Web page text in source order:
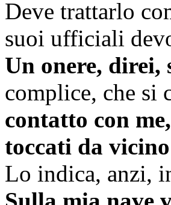
Deve trattarlo
suoi ufficiali
Un onere, direi,
complice, che si
contatto con
toccati da
Lo indica, anzi,